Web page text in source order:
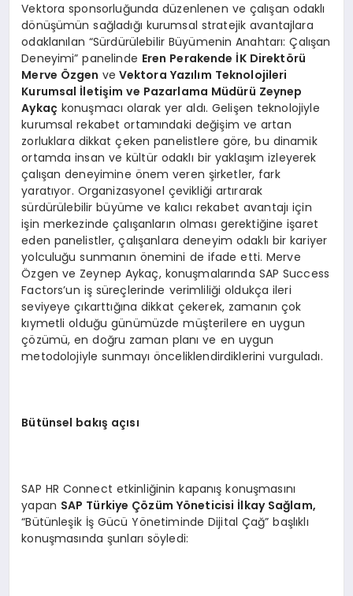
Vektora sponsorluğunda düzenlenen ve çalışan odaklı
dönüşümün sağladığı kurumsal stratejik avantajlara
odaklanılan “Sürdürülebilir Büyümenin Anahtarı: Çalışan
Deneyimi” panelinde Eren Perakende İK Direktörü
Merve Özgen ve Vektora Yazılım Teknolojileri
Kurumsal İletişim ve Pazarlama Müdürü Zeynep
Aykaç konuşmacı olarak yer aldı. Gelişen teknolojiyle
kurumsal rekabet ortamındaki değişim ve artan
zorluklara dikkat çeken panelistlere göre, bu dinamik
ortamda insan ve kültür odaklı bir yaklaşım izleyerek
çalışan deneyimine önem veren şirketler, fark
yaratıyor. Organizasyonel çevikliği artırarak
sürdürülebilir büyüme ve kalıcı rekabet avantajı için
işin merkezinde çalışanların olması gerektiğine işaret
eden panelistler, çalışanlara deneyim odaklı bir kariyer
yolculuğu sunmanın önemini de ifade etti. Merve
Özgen ve Zeynep Aykaç, konuşmalarında SAP Success
Factors’un iş süreçlerinde verimliliği oldukça ileri
seviyeye çıkarttığına dikkat çekerek, zamanın çok
kıymetli olduğu günümüzde müşterilere en uygun
çözümü, en doğru zaman planı ve en uygun
metodolojiyle sunmayı önceliklendirdiklerini vurguladı.
Bütünsel bakış açısı
SAP HR Connect etkinliğinin kapanış konuşmasını
yapan SAP Türkiye Çözüm Yöneticisi İlkay Sağlam,
“Bütünleşik İş Gücü Yönetiminde Dijital Çağ” başlıklı
konuşmasında şunları söyledi: